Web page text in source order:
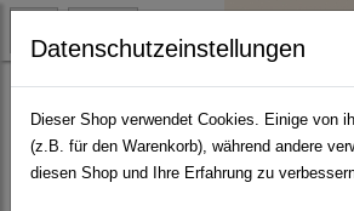
Weihnachten und Winter
Datenschutzeinstellungen
Dieser Shop verwendet Cookies. Einige von
(z.B. für den Warenkorb), während andere
diesen Shop und Ihre Erfahrung zu